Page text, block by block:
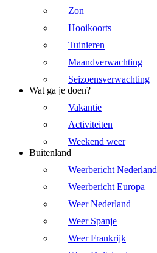
Zon
Hooikoorts
Tuinieren
Maandverwachting
Seizoensverwachting
Wat ga je doen?
Vakantie
Activiteiten
Weekend weer
Buitenland
Weerbericht Nederland
Weerbericht Europa
Weer Nederland
Weer Spanje
Weer Frankrijk